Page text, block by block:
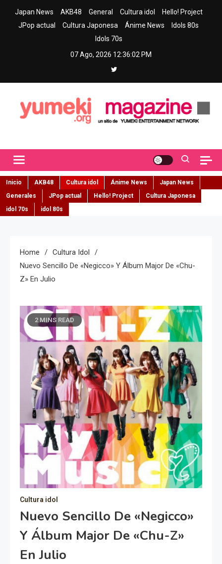
Japan News AKB48 General Cultura idol
Hello! Project
JPop actual
Cultura Japonesa Ánime News
Idols 80s
Idols 70s
07 Ago, 2026 12:36:03 PM
Inicio AKB48 Cultura idol Ánime News
Japan News
Generales
JPop actual Hello! Project
Cultura Japonesa
idol 70s
idol 80s
Home
Cultura Idol
Nuevo Sencillo De «Negicco» Y Álbum Major De «Chu-
Z» En Julio
2 MINS READ
Cultura idol
Nuevo Sencillo De «Negicco»
Y Álbum Major De «Chu-Z»
En Julio